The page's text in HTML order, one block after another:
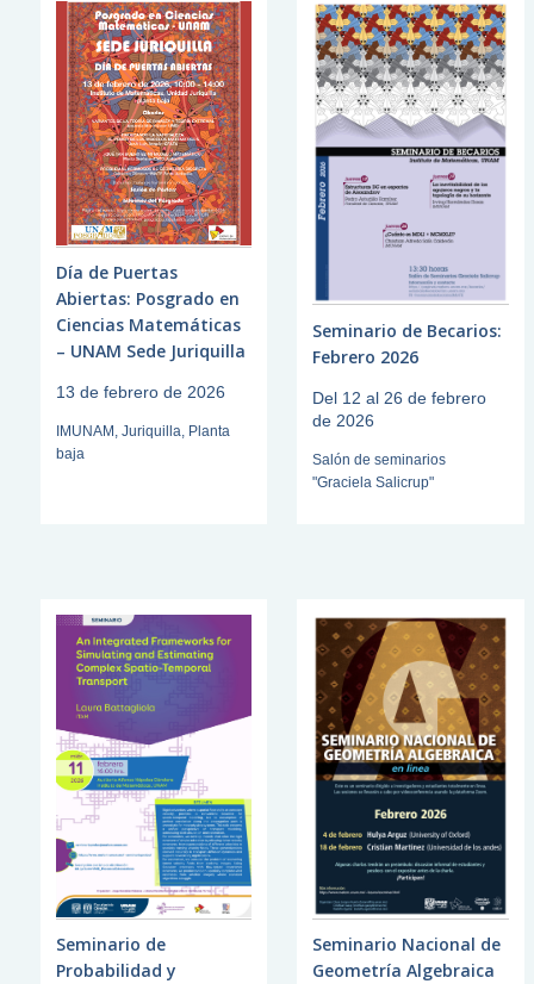
Día de Puertas
Abiertas: Posgrado en
Ciencias Matemáticas
– UNAM Sede Juriquilla
13 de febrero de 2026
IMUNAM, Juriquilla, Planta
baja
Seminario de Becarios:
Febrero 2026
Del 12 al 26 de febrero
de 2026
Salón de seminarios
"Graciela Salicrup"
Seminario de
Probabilidad y
Seminario Nacional de
Geometría Algebraica